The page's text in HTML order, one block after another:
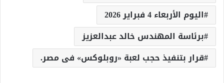
اليوم الأربعاء 4 فبراير 2026
برئاسة المهندس خالد عبدالعزيز
قرار بتنفيذ حجب لعبة «روبلوكس» فى مصر.